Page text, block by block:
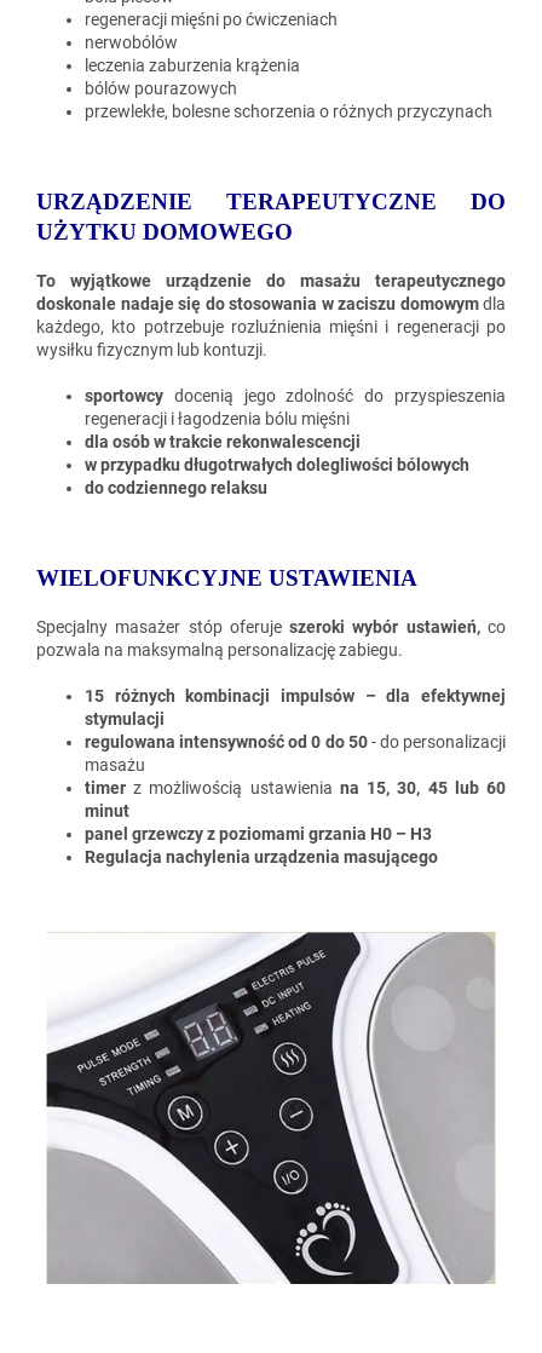
regeneracji mięśni po ćwiczeniach
nerwobólów
leczenia zaburzenia krążenia
bólów pourazowych
przewlekłe, bolesne schorzenia o różnych przyczynach
URZĄDZENIE TERAPEUTYCZNE DO
UŻYTKU DOMOWEGO
To wyjątkowe urządzenie do masażu terapeutycznego
doskonale nadaje się do stosowania w zaciszu domowymdla
każdego, kto potrzebuje rozluźnienia mięśni i regeneracji po
wysiłku fizycznym lub kontuzji.
sportowcy docenią jego zdolność do przyspieszenia
regeneracji i łagodzenia bólu mięśni
dla osób w trakcie rekonwalescencji
w przypadku długotrwałych dolegliwości bólowych
do codziennego relaksu
WIELOFUNKCYJNE USTAWIENIA
Specjalny masażer stóp oferujeszeroki wybór ustawień,co
pozwala na maksymalną personalizację zabiegu.
15 różnych kombinacji impulsów – dla efektywnej
stymulacji
regulowana intensywność od 0 do 50- do personalizacji
masażu
timer z możliwością ustawienia na 15, 30, 45 lub 60
minut
panel grzewczy z poziomami grzania H0 – H3
Regulacja nachylenia urządzenia masującego